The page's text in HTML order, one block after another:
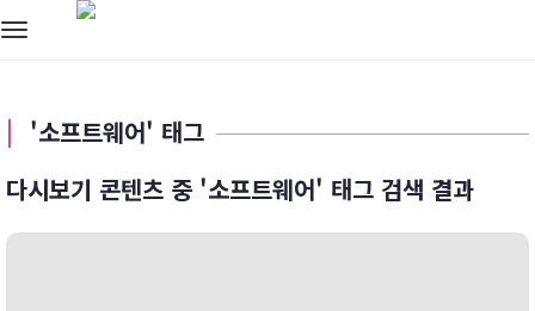
Toggle
'소프트웨어' 태그
다시보기 콘텐츠 중 '소프트웨어' 태그 검색 결과